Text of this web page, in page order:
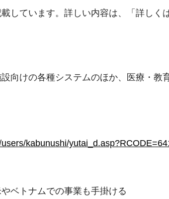
しています。詳しい内容は、「詳しく
向けの各種システムのほか、医療・教
kabunushi/
ベトナムでの事業も手掛ける